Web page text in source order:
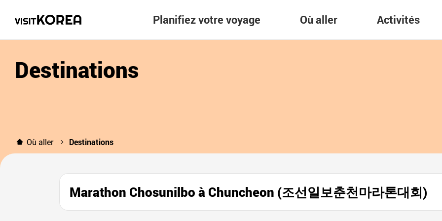
Planifiez votre voyage Où aller Activités
Destinations
Où aller Destinations
Marathon Chosunilbo à Chuncheon (조선일보춘천마라톤대회)